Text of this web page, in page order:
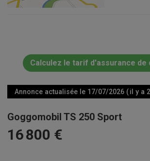
Calculez le tarif d'assurance de
Annonce actualisée le 17/07/2026 ( il y a
Goggomobil TS 250 Sport
16 800 €